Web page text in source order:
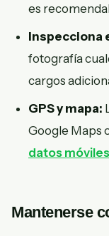
es
Inspecciona
fotografía
cargos
GPS y mapa:
Google Maps
datos móviles
Mantenerse